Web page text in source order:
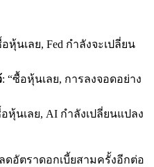
อหุ้นเลย, Fed กำลังจะเปลี่ยน
: “ซื้อหุ้นเลย, การลงจอดอย่าง
อหุ้นเลย, AI กำลังเปลี่ยนแปลง
อัตราดอกเบี้ยสามครั้งอีกต่อ